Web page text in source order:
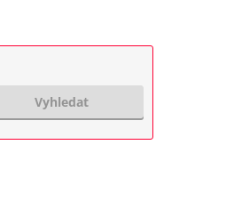
Vyhledat